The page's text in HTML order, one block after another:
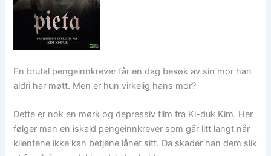
En brutal pengeinnkrever får en dag besøk av sin mor han
aldri har møtt. Men er hun virkelig hans mor?
Dette er nok en mørk og depressiv film fra Ki-duk Kim. Her
følger man en iskald pengeinnkrever som går litt langt når
klientene ikke kan betjene lånet sitt. Da skader han dem slik